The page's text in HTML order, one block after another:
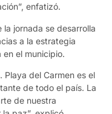
enfatizó.
jornada se desarrolla
a la estrategia
el municipio.
Playa del Carmen es el
de todo el país. La
de nuestra